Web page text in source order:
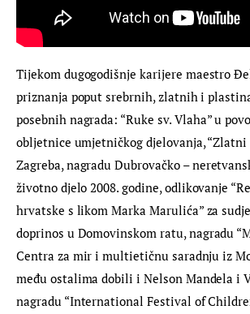
Tijekom dugogodišnje karijere maestro
priznanja poput srebrnih, zlatnih i
posebnih nagrada: “Ruke sv. Vlaha” u
obljetnice umjetničkog djelovanja, “Zlatni
Zagreba, nagradu Dubrovačko –
životno djelo 2008. godine, odlikovanje
hrvatske s likom Marka Marulića” za
doprinos u Domovinskom ratu, nagradu
Centra za mir i multietičnu saradnju iz
među ostalima dobili i Nelson Mandela i
nagradu “International Festival of